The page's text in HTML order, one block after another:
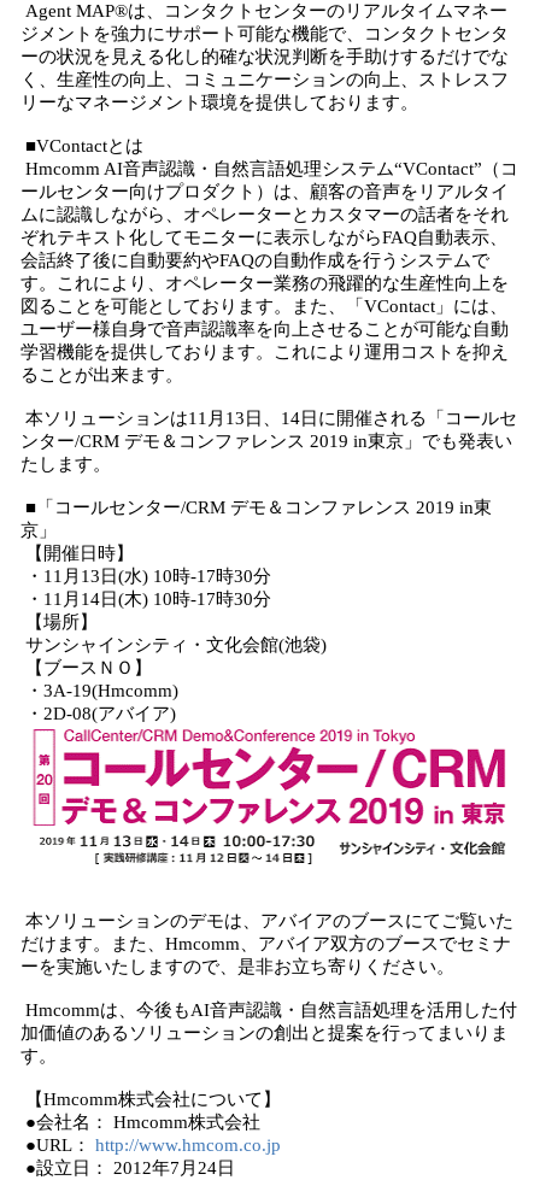
Agent MAP®は、コンタクトセンターのリアルタイムマネー
ジメントを強力にサポート可能な機能で、コンタクトセンタ
ーの状況を見える化し的確な状況判断を手助けするだけでな
く、生産性の向上、コミュニケーションの向上、ストレスフ
リーなマネージメント環境を提供しております。
■VContactとは
Hmcomm AI音声認識・自然言語処理システム“VContact”（コ
ールセンター向けプロダクト）は、顧客の音声をリアルタイ
ムに認識しながら、オペレーターとカスタマーの話者をそれ
ぞれテキスト化してモニターに表示しながらFAQ自動表示、
会話終了後に自動要約やFAQの自動作成を行うシステムで
す。これにより、オペレーター業務の飛躍的な生産性向上を
図ることを可能としております。また、「VContact」には、
ユーザー様自身で音声認識率を向上させることが可能な自動
学習機能を提供しております。これにより運用コストを抑え
ることが出来ます。
本ソリューションは11月13日、14日に開催される「コールセ
ンター/CRM デモ＆コンファレンス 2019 in東京」でも発表い
たします。
■「コールセンター/CRM デモ＆コンファレンス 2019 in東
京」
【開催日時】
・11月13日(水) 10時-17時30分
・11月14日(木) 10時-17時30分
【場所】
サンシャインシティ・文化会館(池袋)
【ブースＮＯ】
・3A-19(Hmcomm)
・2D-08(アバイア)
本ソリューションのデモは、アバイアのブースにてご覧いた
だけます。また、Hmcomm、アバイア双方のブースでセミナ
ーを実施いたしますので、是非お立ち寄りください。
Hmcommは、今後もAI音声認識・自然言語処理を活用した付
加価値のあるソリューションの創出と提案を行ってまいりま
す。
【Hmcomm株式会社について】
●会社名： Hmcomm株式会社
●URL： http://www.hmcom.co.jp
●設立日： 2012年7月24日